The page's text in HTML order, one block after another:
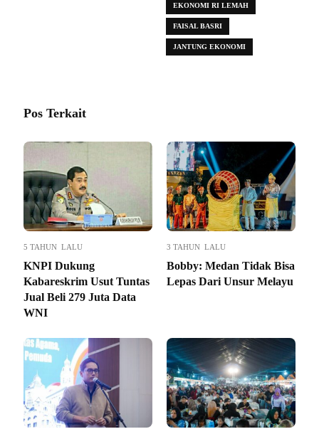
EKONOMI RI LEMAH
FAISAL BASRI
JANTUNG EKONOMI
Pos Terkait
5 TAHUN LALU
KNPI Dukung
Kabareskrim Usut Tuntas
Jual Beli 279 Juta Data
WNI
3 TAHUN LALU
Bobby: Medan Tidak Bisa
Lepas Dari Unsur Melayu